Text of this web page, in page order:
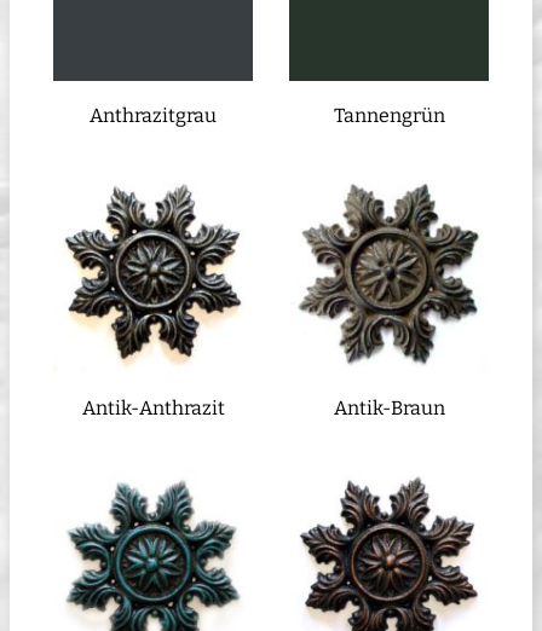
Anthrazitgrau Tannengrün
Antik-Anthrazit Antik-Braun